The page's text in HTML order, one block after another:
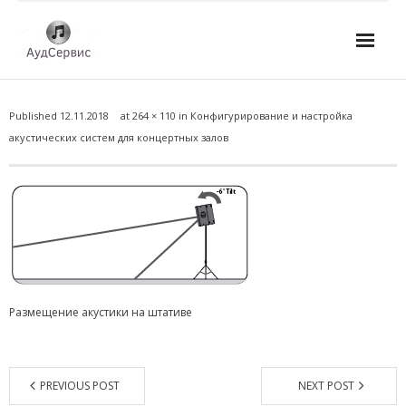
- Ремонт автомагнитол
- Ремонт микшерных пультов и консолей
- Ремонт активной акустики
- Ремонт домашних кинотеатров
- Ремонт аудио для клубов, ресторанов, школ
- Изготовление усилителей
Published 12.11.2018 at 264 × 110 in Конфигурирование и настройка
акустических систем для концертных залов
Размещение акустики на штативе
PREVIOUS POST NEXT POST